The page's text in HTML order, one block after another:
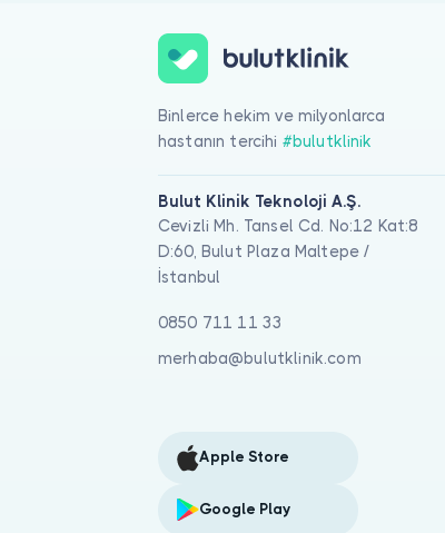
Binlerce hekim ve milyonlarca
hastanın tercihi #bulutklinik
Bulut Klinik Teknoloji A.Ş.
Cevizli Mh. Tansel Cd. No:12 Kat:8
D:60, Bulut Plaza Maltepe /
İstanbul
0850 711 11 33
merhaba@bulutklinik.com
Apple Store
Google Play